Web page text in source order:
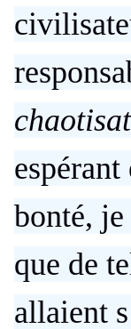
bonté,
que de
allaient